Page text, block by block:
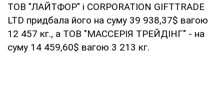
ТОВ "ЛАЙТФОР" і CORPORATION GIFTTRADE
LTD придбала його на суму 39 938,37$ вагою
12 457 кг., а ТОВ "МАССЕРІЯ ТРЕЙДІНГ" - на
суму 14 459,60$ вагою 3 213 кг.